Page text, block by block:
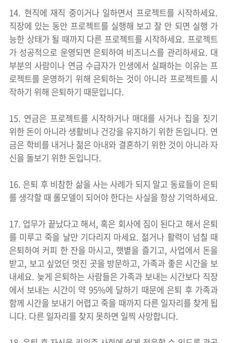
14. 현직에 재직 중이거나 일하면서 프로젝트를 시작하세요.
직장에 있는 동안 프로젝트를 실행해 보고 잘 안 되면 실행 가
능한 상태가 될 때까지 다른 프로젝트를 시작하세요. 프로젝트
가 성공적으로 운영되면 은퇴하여 비즈니스를 관리하세요. 대
부분의 사람이나 연금 수급자가 인생에서 실패하는 이유는 프
로젝트를 운영하기 위해 은퇴하는 것이 아니라 프로젝트를 시
작하기 위해 은퇴하기 때문입니다.
15. 연금은 프로젝트를 시작하거나 매대를 사거나 집을 짓기
위한 돈이 아니라 생활비나 건강을 유지하기 위한 돈입니다. 연
금은 학비를 내거나 젊은 아내와 결혼하기 위한 것이 아니라 자
신을 돌보기 위한 돈입니다.
16. 은퇴 후 비참한 삶을 사는 사례가 되지 말고 동료들이 은퇴
를 생각할 때 롤모델이 되어야 한다는 사실을 항상 기억하세요.
17. 업무가 끝났다고 해서, 혹은 회사에 짐이 된다고 해서 은퇴
를 미루고 죽을 날만 기다리지 마세요. 젊거나 활력이 넘칠 때
은퇴하여 커피 한 잔을 마시고, 햇볕을 즐기고, 사업에서 돈을
받고, 보고 싶었던 멋진 곳을 방문하고, 가족과 좋은 시간을 보
내세요. 늦게 은퇴하는 사람들은 가족과 보내는 시간보다 직장
에서 보내는 시간이 약 95%에 달하기 때문에 은퇴 후 가족과
함께 시간을 보내기 어렵고 죽을 때까지 다른 일자리를 찾게 됩
니다. 다른 일자리를 찾지 못하면 일찍 사망합니다.